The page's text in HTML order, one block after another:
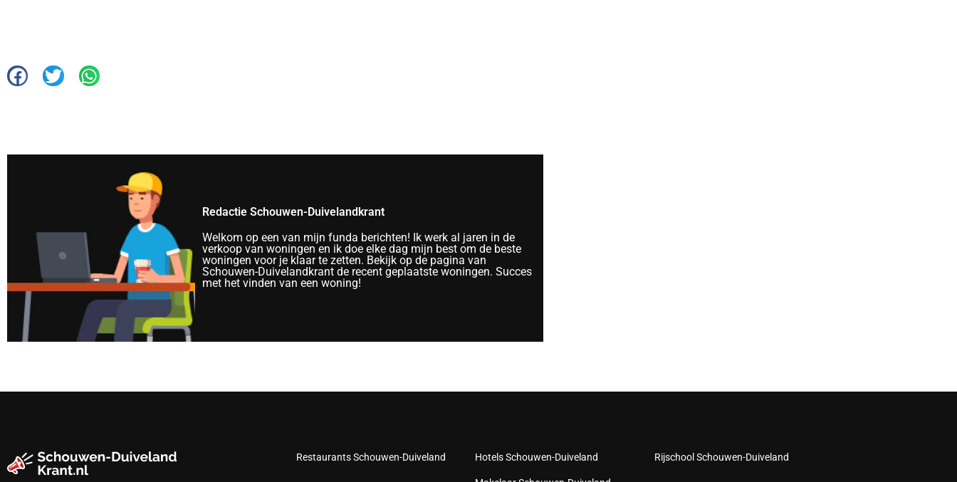
Redactie Schouwen-Duivelandkrant
Welkom op een van mijn funda berichten! Ik werk al jaren in de
verkoop van woningen en ik doe elke dag mijn best om de beste
woningen voor je klaar te zetten. Bekijk op de pagina van
Schouwen-Duivelandkrant de recent geplaatste woningen. Succes
met het vinden van een woning!
Restaurants Schouwen-Duiveland Hotels Schouwen-Duiveland Rijschool Schouwen-Duiveland